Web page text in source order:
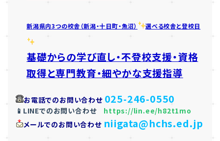
新潟県内3つの校舎（新潟・十日町・魚沼） 選べる校舎と登校日
基礎からの学び直し・不登校支援・資格
取得と専門教育・細やかな支援指導
お電話でのお問い合わせ 025-246-0550
📱LINEでのお問い合わせ
https://lin.ee/h82t1mo
メールでのお問い合わせ niigata@hchs.ed.jp